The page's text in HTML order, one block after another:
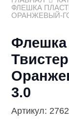
ФЛЕШКА
ОРАНЖЕВЫЙ-
Флешка
3.0
Артикул: